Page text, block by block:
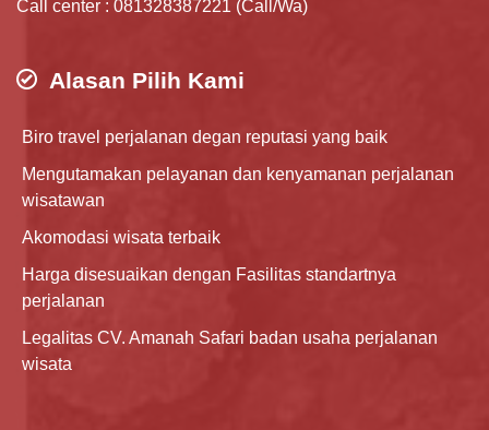
Call center : 081328387221 (Call/Wa)
Alasan Pilih Kami
Biro travel perjalanan degan reputasi yang baik
Mengutamakan pelayanan dan kenyamanan perjalanan
wisatawan
Akomodasi wisata terbaik
Harga disesuaikan dengan Fasilitas standartnya
perjalanan
Legalitas CV. Amanah Safari badan usaha perjalanan
wisata